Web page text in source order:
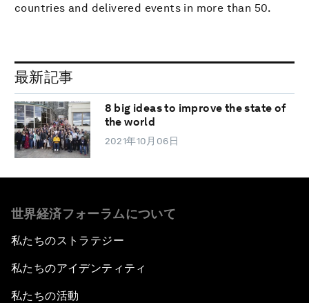
countries and delivered events in more than 50.
最新記事
8 big ideas to improve the state of
the world
2021年10月06日
世界経済フォーラムについて
私たちのストラテジー
私たちのアイデンティティ
私たちの活動